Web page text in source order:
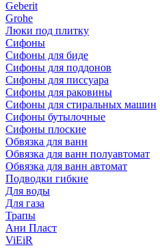
Geberit
Grohe
Люки под плитку
Сифоны
Сифoны для биде
Сифoны для поддонов
Сифoны для писсуара
Сифоны для раковины
Сифоны для стиральных машин
Сифоны бутылочные
Сифоны плоские
Обвязка для ванн
Обвязка для ванн полуавтомат
Обвязка для ванн автомат
Подводки гибкие
Для воды
Для газа
Трапы
Ани Пласт
ViEiR